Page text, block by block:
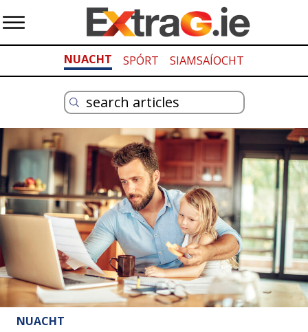
NUACHT SPÓRT SIAMSAÍOCHT
NUACHT